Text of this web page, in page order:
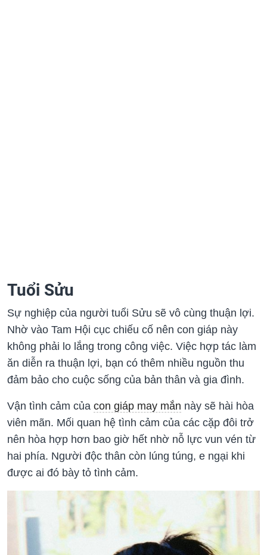
Tuổi Sửu
Sự nghiệp của người tuổi Sửu sẽ vô cùng thuận lợi.
Nhờ vào Tam Hội cục chiếu cố nên con giáp này
không phải lo lắng trong công việc. Việc hợp tác làm
ăn diễn ra thuận lợi, bạn có thêm nhiều nguồn thu
đảm bảo cho cuộc sống của bản thân và gia đình.
Vận tình cảm của con giáp may mắn này sẽ hài hòa
viên mãn. Mối quan hệ tình cảm của các cặp đôi trở
nên hòa hợp hơn bao giờ hết nhờ nỗ lực vun vén từ
hai phía. Người độc thân còn lúng túng, e ngại khi
được ai đó bày tỏ tình cảm.